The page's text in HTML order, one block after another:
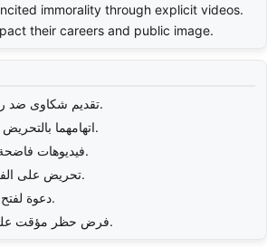
immorality through explicit videos.
their careers and public image.
تقديم شكاوى ضد رحمة محسن وطليقها.
اتهامهما بالتحريض على الفجور والرذيلة.
فيديوهات فاضحة تنتشر على الإنترنت.
تحريض على الفجور يتناقض مع القيم.
دعوة لفتح تحقيق قضائي فوري.
فرض حظر مؤقت على غناء رحمة محسن.